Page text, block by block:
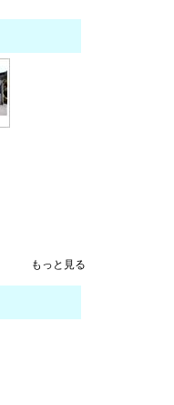
もっと見る